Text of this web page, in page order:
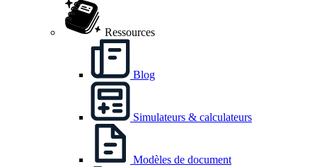
Ressources
Blog
Simulateurs & calculateurs
Modèles de document